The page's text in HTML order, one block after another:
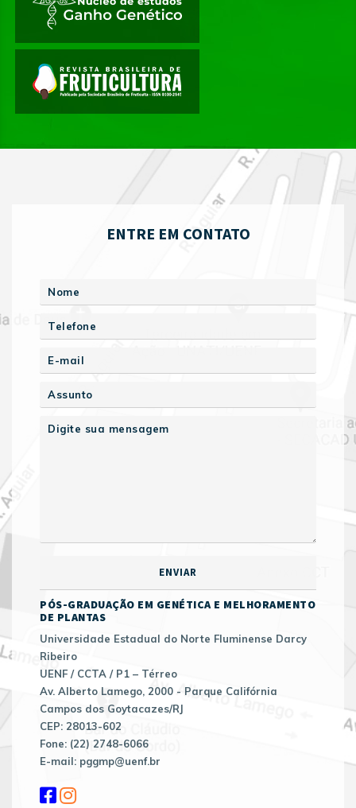
ENTRE EM CONTATO
PÓS-GRADUAÇÃO EM GENÉTICA E MELHORAMENTO
DE PLANTAS
Universidade Estadual do Norte Fluminense Darcy
Ribeiro
UENF / CCTA / P1 – Térreo
Av. Alberto Lamego, 2000 - Parque Califórnia
Campos dos Goytacazes/RJ
CEP: 28013-602
Fone: (22) 2748-6066
E-mail: pggmp@uenf.br